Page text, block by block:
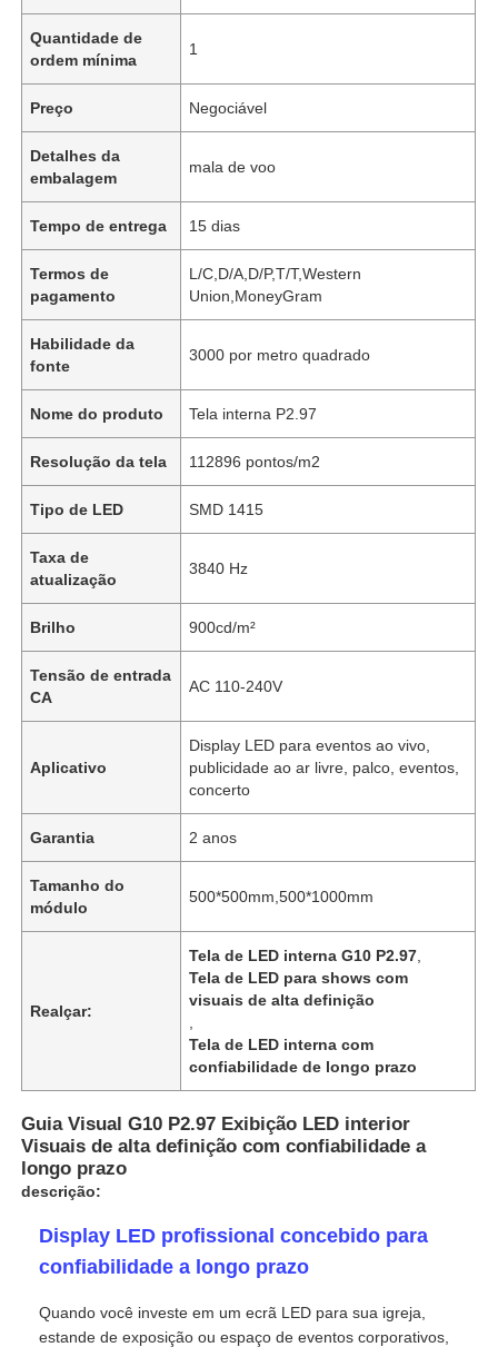
Para casa
Quantidade de
ordem mínima
1
Preço Negociável
Detalhes da
embalagem
mala de voo
Tempo de entrega 15 dias
Termos de
pagamento
L/C,D/A,D/P,T/T,Western
Union,MoneyGram
Habilidade da
fonte
3000 por metro quadrado
Nome do produto Tela interna P2.97
Resolução da tela 112896 pontos/m2
Tipo de LED SMD 1415
Taxa de
atualização
3840 Hz
Brilho 900cd/m²
Tensão de entrada
CA
AC 110-240V
Aplicativo
Display LED para eventos ao vivo,
publicidade ao ar livre, palco, eventos,
concerto
Garantia 2 anos
Tamanho do
módulo
500*500mm,500*1000mm
Realçar:
Tela de LED interna G10 P2.97
Tela de LED para shows com
visuais de alta definição
Tela de LED interna com
confiabilidade de longo prazo
Guia Visual G10 P2.97 Exibição LED interior
Visuais de alta definição com confiabilidade a
longo prazo
descrição:
Display LED profissional concebido para
confiabilidade a longo prazo
Quando você investe em um ecrã LED para sua igreja,
estande de exposição ou espaço de eventos corporativos,